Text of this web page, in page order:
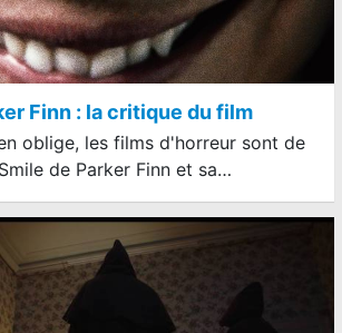
Finn : la critique du film
oblige, les films d'horreur sont de
de Parker Finn et sa…